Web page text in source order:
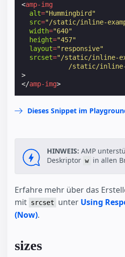
<amp-img
alt="Hummingbird"
src="/static/inline-
width="640"
height="457"
layout="responsive"
srcset="/static/inline-
/static/
>
</amp-img>
Dieses Snippet im
HINWEIS: AMP
Deskriptor w in allen
Erfahre mehr über das
mit srcset unter Using
(Now).
sizes